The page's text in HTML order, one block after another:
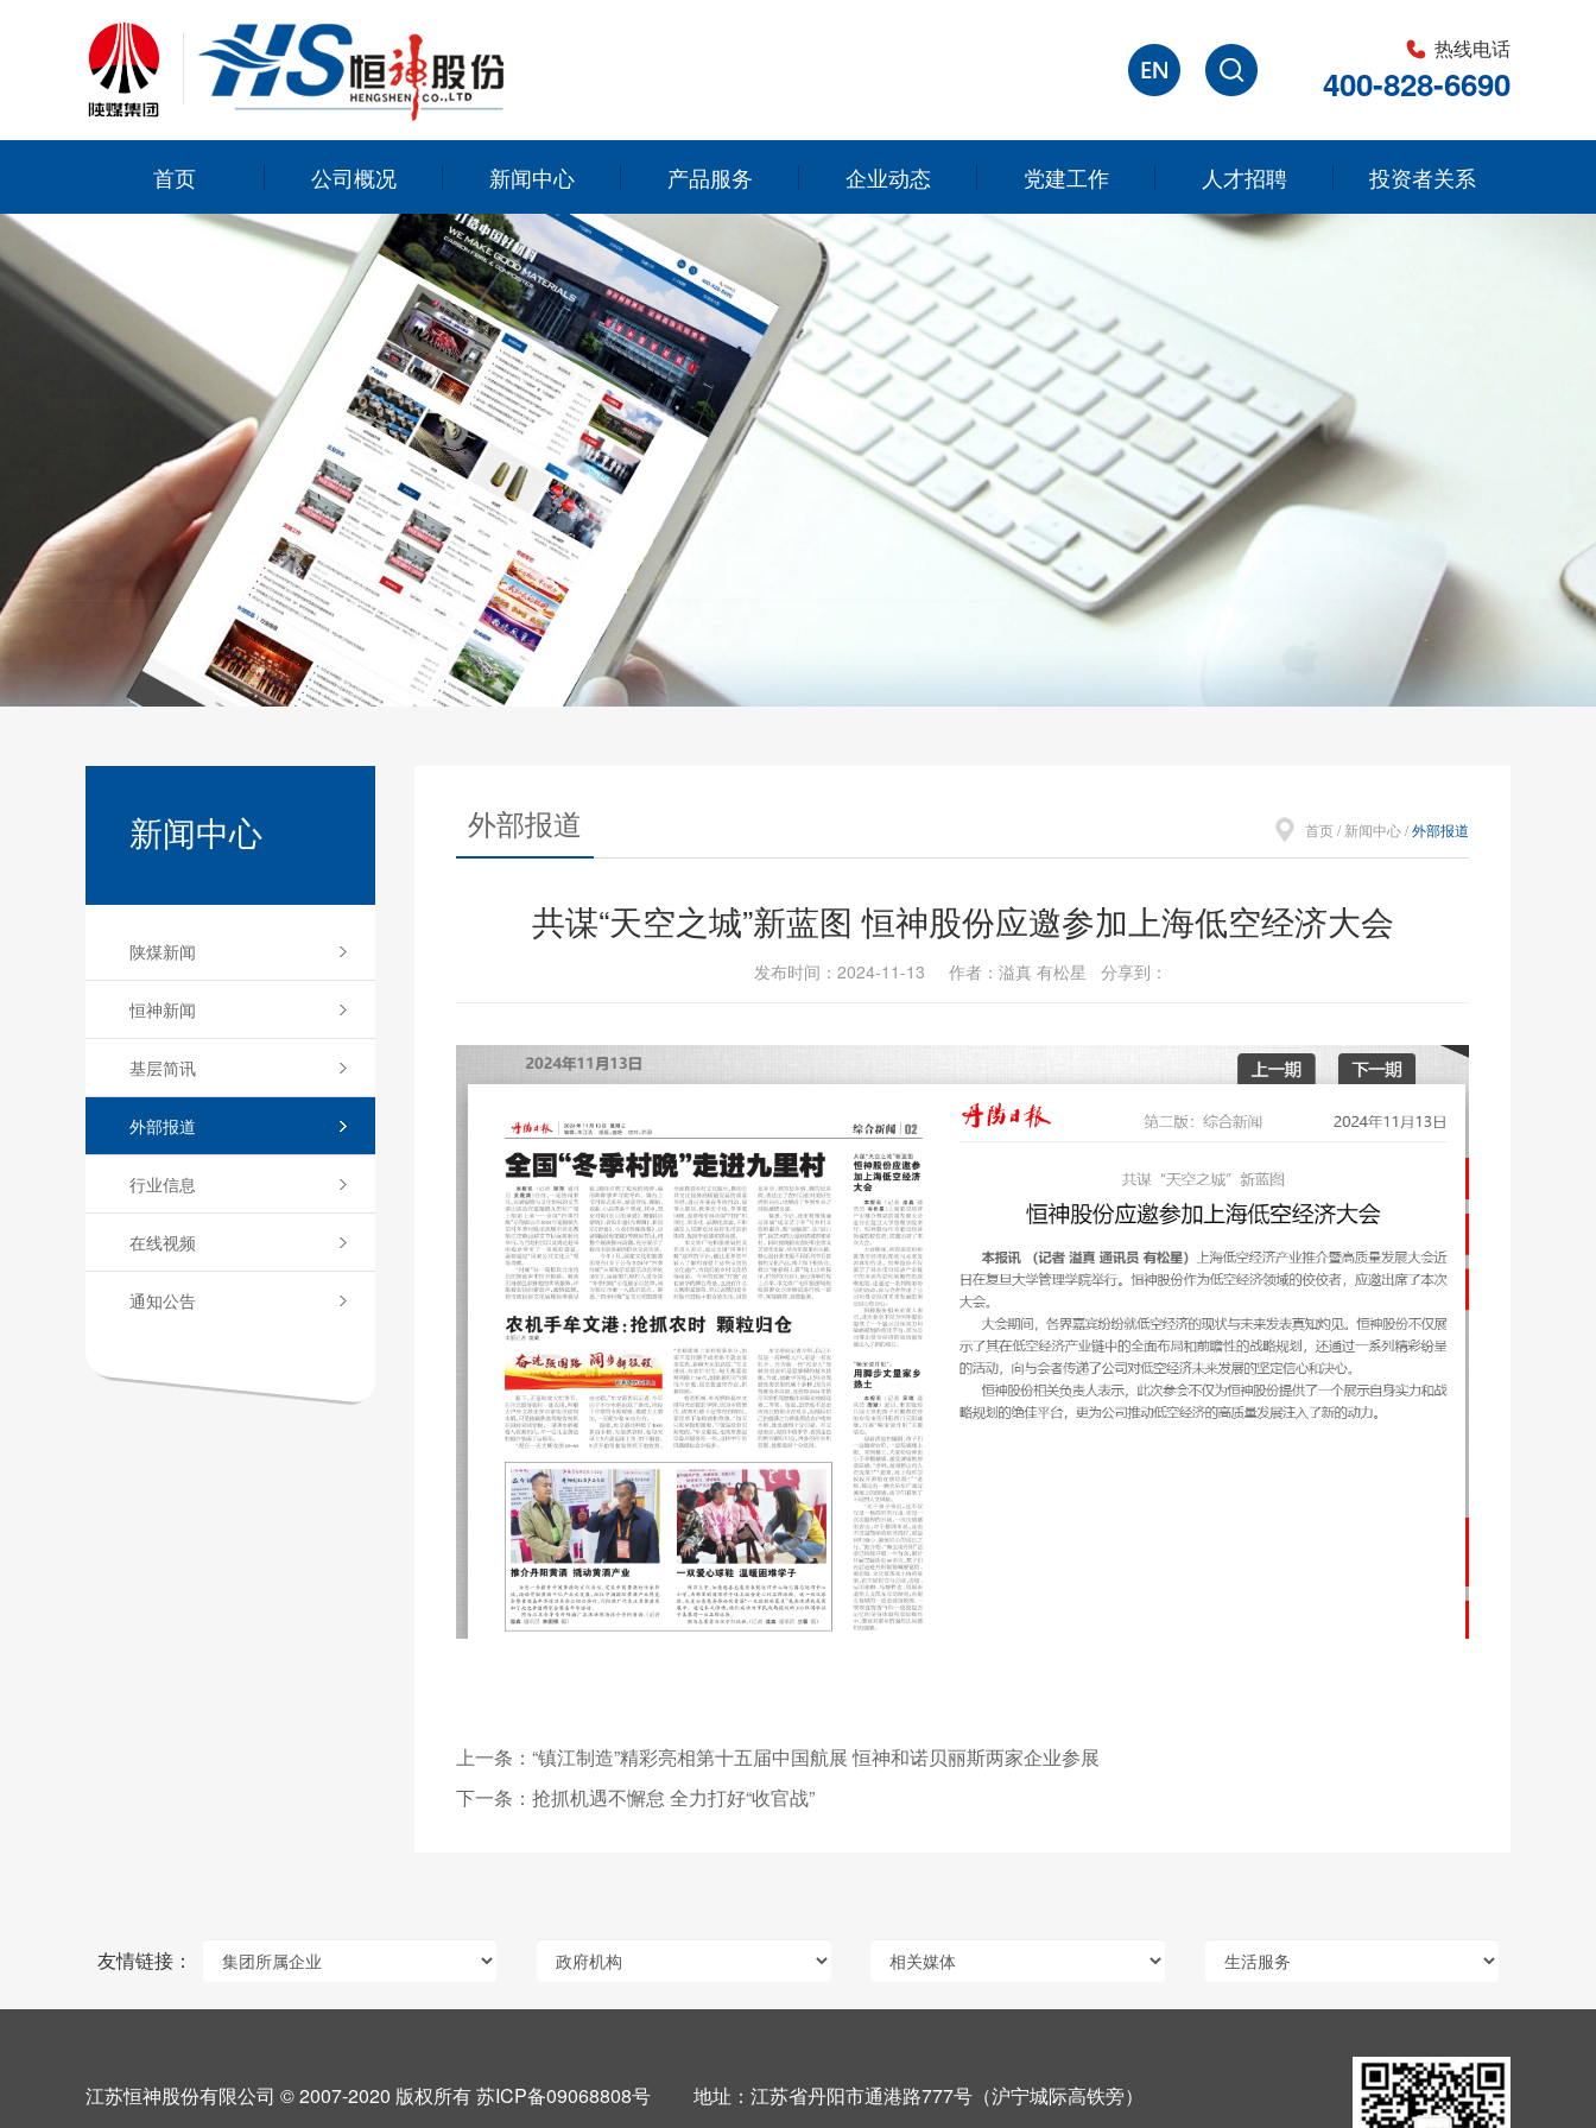
热线电话
400-828-6690
首页 公司概况 新闻中心 产品服务 企业动态 党建工作 人才招聘 投资者关系
新闻中心
陕煤新闻
恒神新闻
基层简讯
外部报道
行业信息
在线视频
通知公告
外部报道 首页/ 新闻中心/外部报道
共谋“天空之城”新蓝图 恒神股份应邀参加上海低空经济大会
发布时间：2024-11-13 作者：溢真 有松星 分享到：
上一条：“镇江制造”精彩亮相第十五届中国航展 恒神和诺贝丽斯两家企业参展
下一条：抢抓机遇不懈怠 全力打好“收官战”
友情链接：
江苏恒神股份有限公司 © 2007-2020 版权所有苏ICP备09068808号 地址：江苏省丹阳市通港路777号（沪宁城际高铁旁）